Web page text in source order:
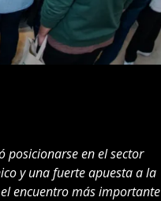
posicionarse en el sector
y una fuerte apuesta a la
encuentro más importante